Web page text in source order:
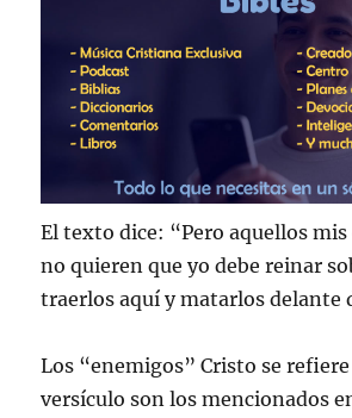
El texto dice: “Pero aquellos
no quieren que yo debe reinar
traerlos aquí y matarlos delante
Los “enemigos” Cristo se
versículo son los mencionados